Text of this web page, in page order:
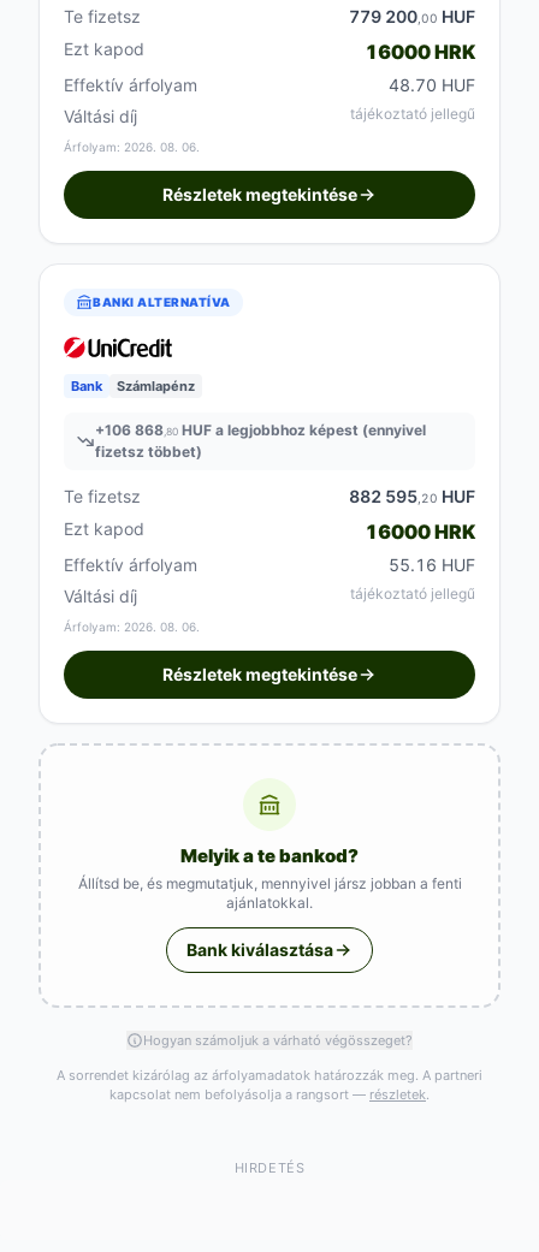
Te fizetsz 779 200 ,00 HUF
Ezt kapod
16000 HRK
Effektív árfolyam
48.70 HUF
Váltási díj
tájékoztató jellegű
Árfolyam: 2026. 08. 06.
Részletek megtekintése
BANKI ALTERNATÍVA
Bank Számlapénz
+106 868 ,80 HUF a legjobbhoz képest (ennyivel
fizetsz többet)
Te fizetsz 882 595 ,20 HUF
Ezt kapod
16000 HRK
Effektív árfolyam
55.16 HUF
Váltási díj
tájékoztató jellegű
Árfolyam: 2026. 08. 06.
Részletek megtekintése
Melyik a te bankod?
Állítsd be, és megmutatjuk, mennyivel jársz jobban a fenti
ajánlatokkal.
Bank kiválasztása
Hogyan számoljuk a várható végösszeget?
A sorrendet kizárólag az árfolyamadatok határozzák meg. A partneri
kapcsolat nem befolyásolja a rangsort — részletek
HIRDETÉS